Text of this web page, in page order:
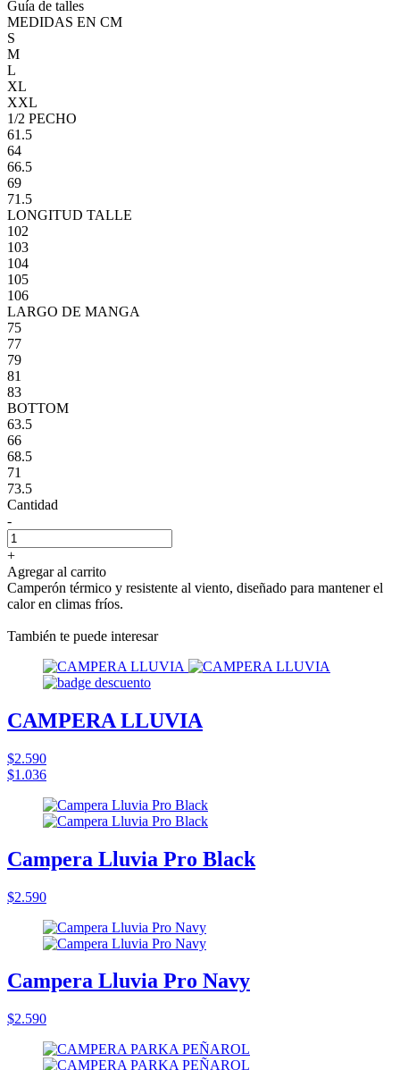
Guía de talles
MEDIDAS EN CM
S
M
L
XL
XXL
1/2 PECHO
61.5
64
66.5
69
71.5
LONGITUD TALLE
102
103
104
105
106
LARGO DE MANGA
75
77
79
81
83
BOTTOM
63.5
66
68.5
71
73.5
Cantidad
-
+
Agregar al carrito
Camperón térmico y resistente al viento, diseñado para mantener el
calor en climas fríos.
También te puede interesar
CAMPERA LLUVIA
$2.590
$1.036
Campera Lluvia Pro Black
$2.590
Campera Lluvia Pro Navy
$2.590